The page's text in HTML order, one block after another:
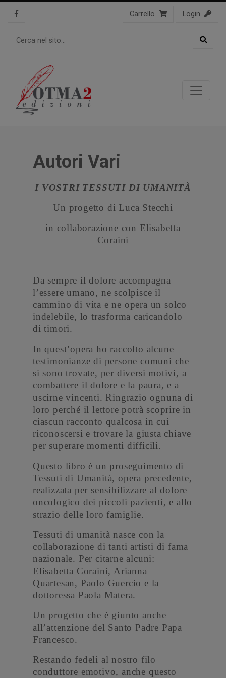
Carrello Login
Autori Vari
I VOSTRI TESSUTI DI UMANITÀ
Un progetto di Luca Stecchi
in collaborazione con Elisabetta
Coraini
Da sempre il dolore accompagna
l’essere umano, ne scolpisce il
cammino di vita e ne opera un solco
indelebile, lo trasforma caricandolo
di timori.
In quest’opera ho raccolto alcune
testimonianze di persone comuni che
si sono trovate, per diversi motivi, a
combattere il dolore e la paura, e a
uscirne vincenti. Ringrazio ognuna di
loro perché il lettore potrà scoprire in
ciascun racconto qualcosa in cui
riconoscersi e trovare la giusta chiave
per superare momenti difficili.
Questo libro è un proseguimento di
Tessuti di Umanità, opera precedente,
realizzata per sensibilizzare al dolore
oncologico dei piccoli pazienti, e allo
strazio delle loro famiglie.
Tessuti di umanità nasce con la
collaborazione di tanti artisti di fama
nazionale. Per citarne alcuni:
Elisabetta Coraini, Arianna
Quartesan, Paolo Guercio e la
dottoressa Paola Matera.
Un progetto che è giunto anche
all’attenzione del Santo Padre Papa
Francesco.
Restando fedeli al nostro filo
conduttore emotivo, anche questo